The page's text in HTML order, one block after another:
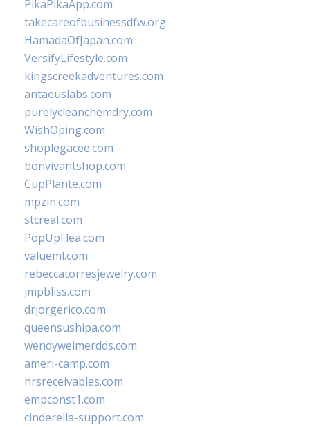
PikaPikaApp.com
takecareofbusinessdfw.org
HamadaOfJapan.com
VersifyLifestyle.com
kingscreekadventures.com
antaeuslabs.com
purelycleanchemdry.com
WishOping.com
shoplegacee.com
bonvivantshop.com
CupPlante.com
mpzin.com
stcreal.com
PopUpFlea.com
valueml.com
rebeccatorresjewelry.com
jmpbliss.com
drjorgerico.com
queensushipa.com
wendyweimerdds.com
ameri-camp.com
hrsreceivables.com
empconst1.com
cinderella-support.com